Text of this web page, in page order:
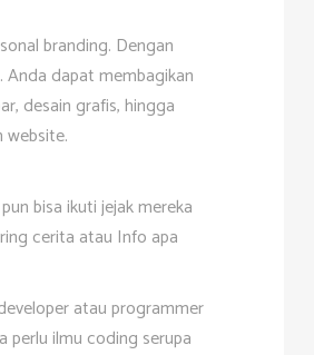
branding. Dengan
dapat membagikan
desain grafis, hingga
website.
bisa ikuti jejak mereka
cerita atau Info apa
atau programmer
perlu ilmu coding serupa